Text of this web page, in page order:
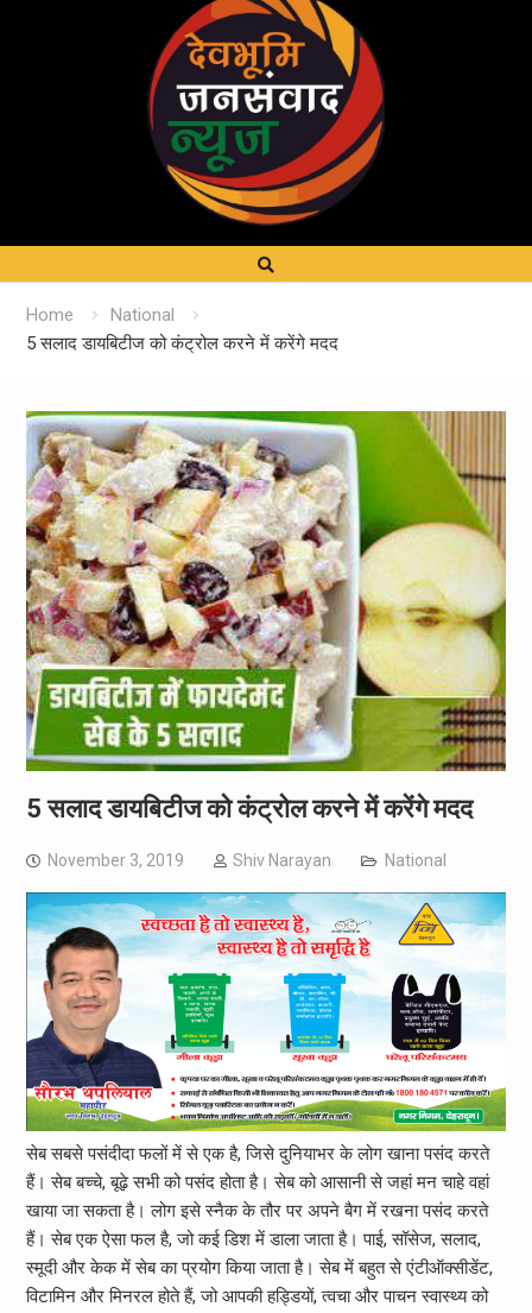
Google
Home
National
5 सलाद डायबिटीज को कंट्रोल करने में करेंगे मदद
5 सलाद डायबिटीज को कंट्रोल करने में करेंगे मदद
November 3, 2019 Shiv Narayan National
सेब सबसे पसंदीदा फलों में से एक है, जिसे दुनियाभर के लोग खाना पसंद करते
हैं। सेब बच्चे, बूढ़े सभी को पसंद होता है। सेब को आसानी से जहां मन चाहे वहां
खाया जा सकता है। लोग इसे स्नैक के तौर पर अपने बैग में रखना पसंद करते
हैं। सेब एक ऐसा फल है, जो कई डिश में डाला जाता है। पाई, सॉसेज, सलाद,
स्मूदी और केक में सेब का प्रयोग किया जाता है। सेब में बहुत से एंटीऑक्सीडेंट,
विटामिन और मिनरल होते हैं, जो आपकी हड्डियों, त्वचा और पाचन स्वास्थ्य को